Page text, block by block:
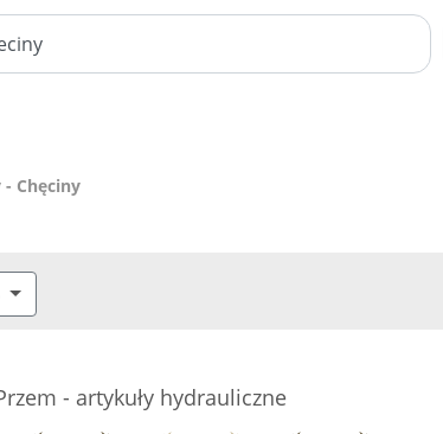
Chęciny
- artykuły hydrauliczne